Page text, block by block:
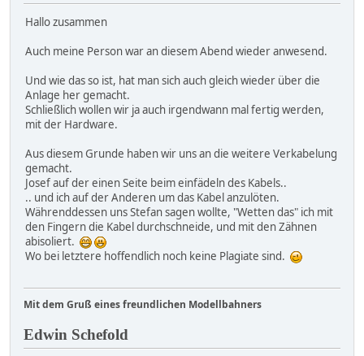
Hallo zusammen
Auch meine Person war an diesem Abend wieder anwesend.
Und wie das so ist, hat man sich auch gleich wieder über die
Anlage her gemacht.
Schließlich wollen wir ja auch irgendwann mal fertig werden,
mit der Hardware.
Aus diesem Grunde haben wir uns an die weitere Verkabelung
gemacht.
Josef auf der einen Seite beim einfädeln des Kabels..
.. und ich auf der Anderen um das Kabel anzulöten.
Währenddessen uns Stefan sagen wollte, "Wetten das" ich mit
den Fingern die Kabel durchschneide, und mit den Zähnen
abisoliert.
Wo bei letztere hoffendlich noch keine Plagiate sind.
Mit dem Gruß eines freundlichen Modellbahners
Edwin Schefold